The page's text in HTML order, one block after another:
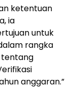
ketentuan
ia
untuk
rangka
tentang
anggaran.”